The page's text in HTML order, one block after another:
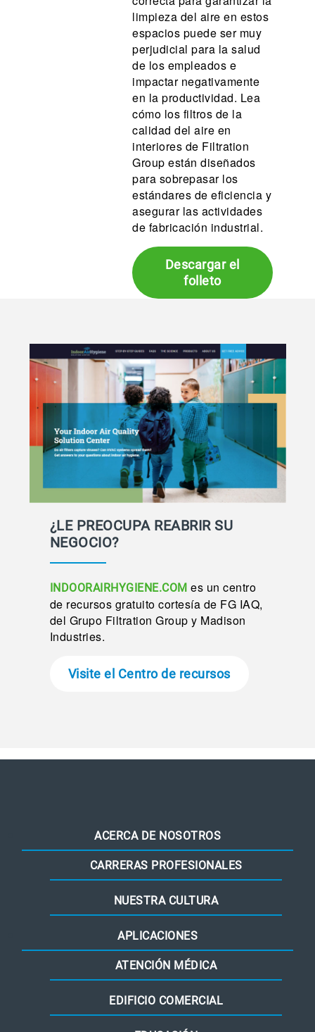
limpieza del aire en estos
espacios puede ser muy
perjudicial para la salud
de los empleados e
impactar negativamente
en la productividad. Lea
cómo los filtros de la
calidad del aire en
interiores de Filtration
Group están diseñados
para sobrepasar los
estándares de eficiencia y
asegurar las actividades
de fabricación industrial.
Descargar el
folleto
¿LE PREOCUPA REABRIR SU
NEGOCIO?
INDOORAIRHYGIENE.COM es un centro
de recursos gratuito cortesía de FG IAQ,
del Grupo Filtration Group y Madison
Industries.
Visite el Centro de recursos
ACERCA DE NOSOTROS
CARRERAS PROFESIONALES
NUESTRA CULTURA
APLICACIONES
ATENCIÓN MÉDICA
EDIFICIO COMERCIAL